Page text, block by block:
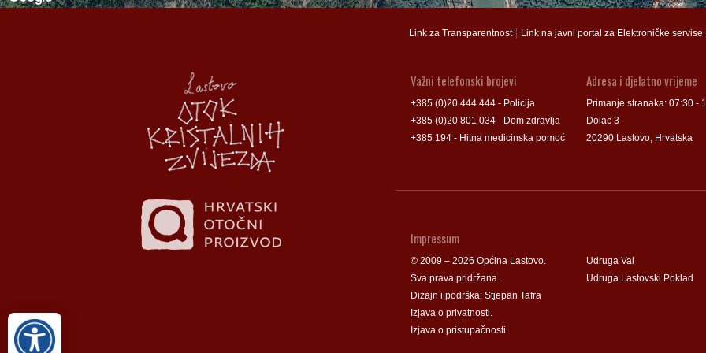
Link za Transparentnost| Link na javni portal za Elektroničke servise
Adresa i djelatno vrijeme
Primanje stranaka: 07:30 -
Dolac 3
20290 Lastovo, Hrvatska
Važni telefonski brojevi
+385 (0)20 444 444 - Policija
+385 (0)20 801 034 - Dom zdravlja
+385 194 - Hitna medicinska pomoć
Udruga Val
Udruga Lastovski Poklad
Impressum
© 2009 – 2026 Općina Lastovo.
Sva prava pridržana.
Dizajn i podrška: Stjepan Tafra
Izjava o privatnosti.
Izjava o pristupačnosti.